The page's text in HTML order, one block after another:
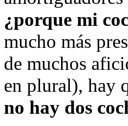
¿porque mi
mucho más
de muchos
en plural), hay
no hay dos